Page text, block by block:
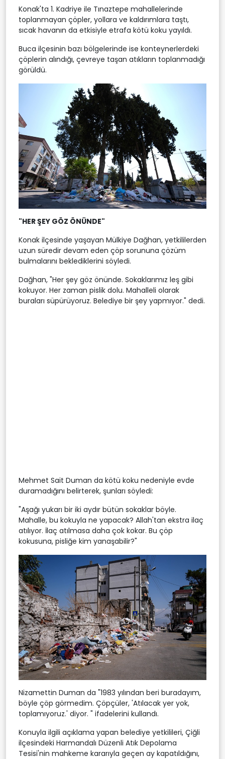
Konak'ta 1. Kadriye ile Tınaztepe mahallelerinde
toplanmayan çöpler, yollara ve kaldırımlara taştı,
sıcak havanın da etkisiyle etrafa kötü koku yayıldı.
Buca ilçesinin bazı bölgelerinde ise konteynerlerdeki
çöplerin alındığı, çevreye taşan atıkların toplanmadığı
görüldü.
"HER ŞEY GÖZ ÖNÜNDE"
Konak ilçesinde yaşayan Mülkiye Dağhan, yetkililerden
uzun süredir devam eden çöp sorununa çözüm
bulmalarını beklediklerini söyledi.
Dağhan, "Her şey göz önünde. Sokaklarımız leş gibi
kokuyor. Her zaman pislik dolu. Mahalleli olarak
buraları süpürüyoruz. Belediye bir şey yapmıyor." dedi.
Mehmet Sait Duman da kötü koku nedeniyle evde
duramadığını belirterek, şunları söyledi:
"Aşağı yukarı bir iki aydır bütün sokaklar böyle.
Mahalle, bu kokuyla ne yapacak? Allah'tan ekstra ilaç
atılıyor. İlaç atılmasa daha çok kokar. Bu çöp
kokusuna, pisliğe kim yanaşabilir?"
Nizamettin Duman da "1983 yılından beri buradayım,
böyle çöp görmedim. Çöpçüler, 'Atılacak yer yok,
toplamıyoruz.' diyor. " ifadelerini kullandı.
Konuyla ilgili açıklama yapan belediye yetkilileri, Çiğli
ilçesindeki Harmandalı Düzenli Atık Depolama
Tesisi'nin mahkeme kararıyla geçen ay kapatıldığını,